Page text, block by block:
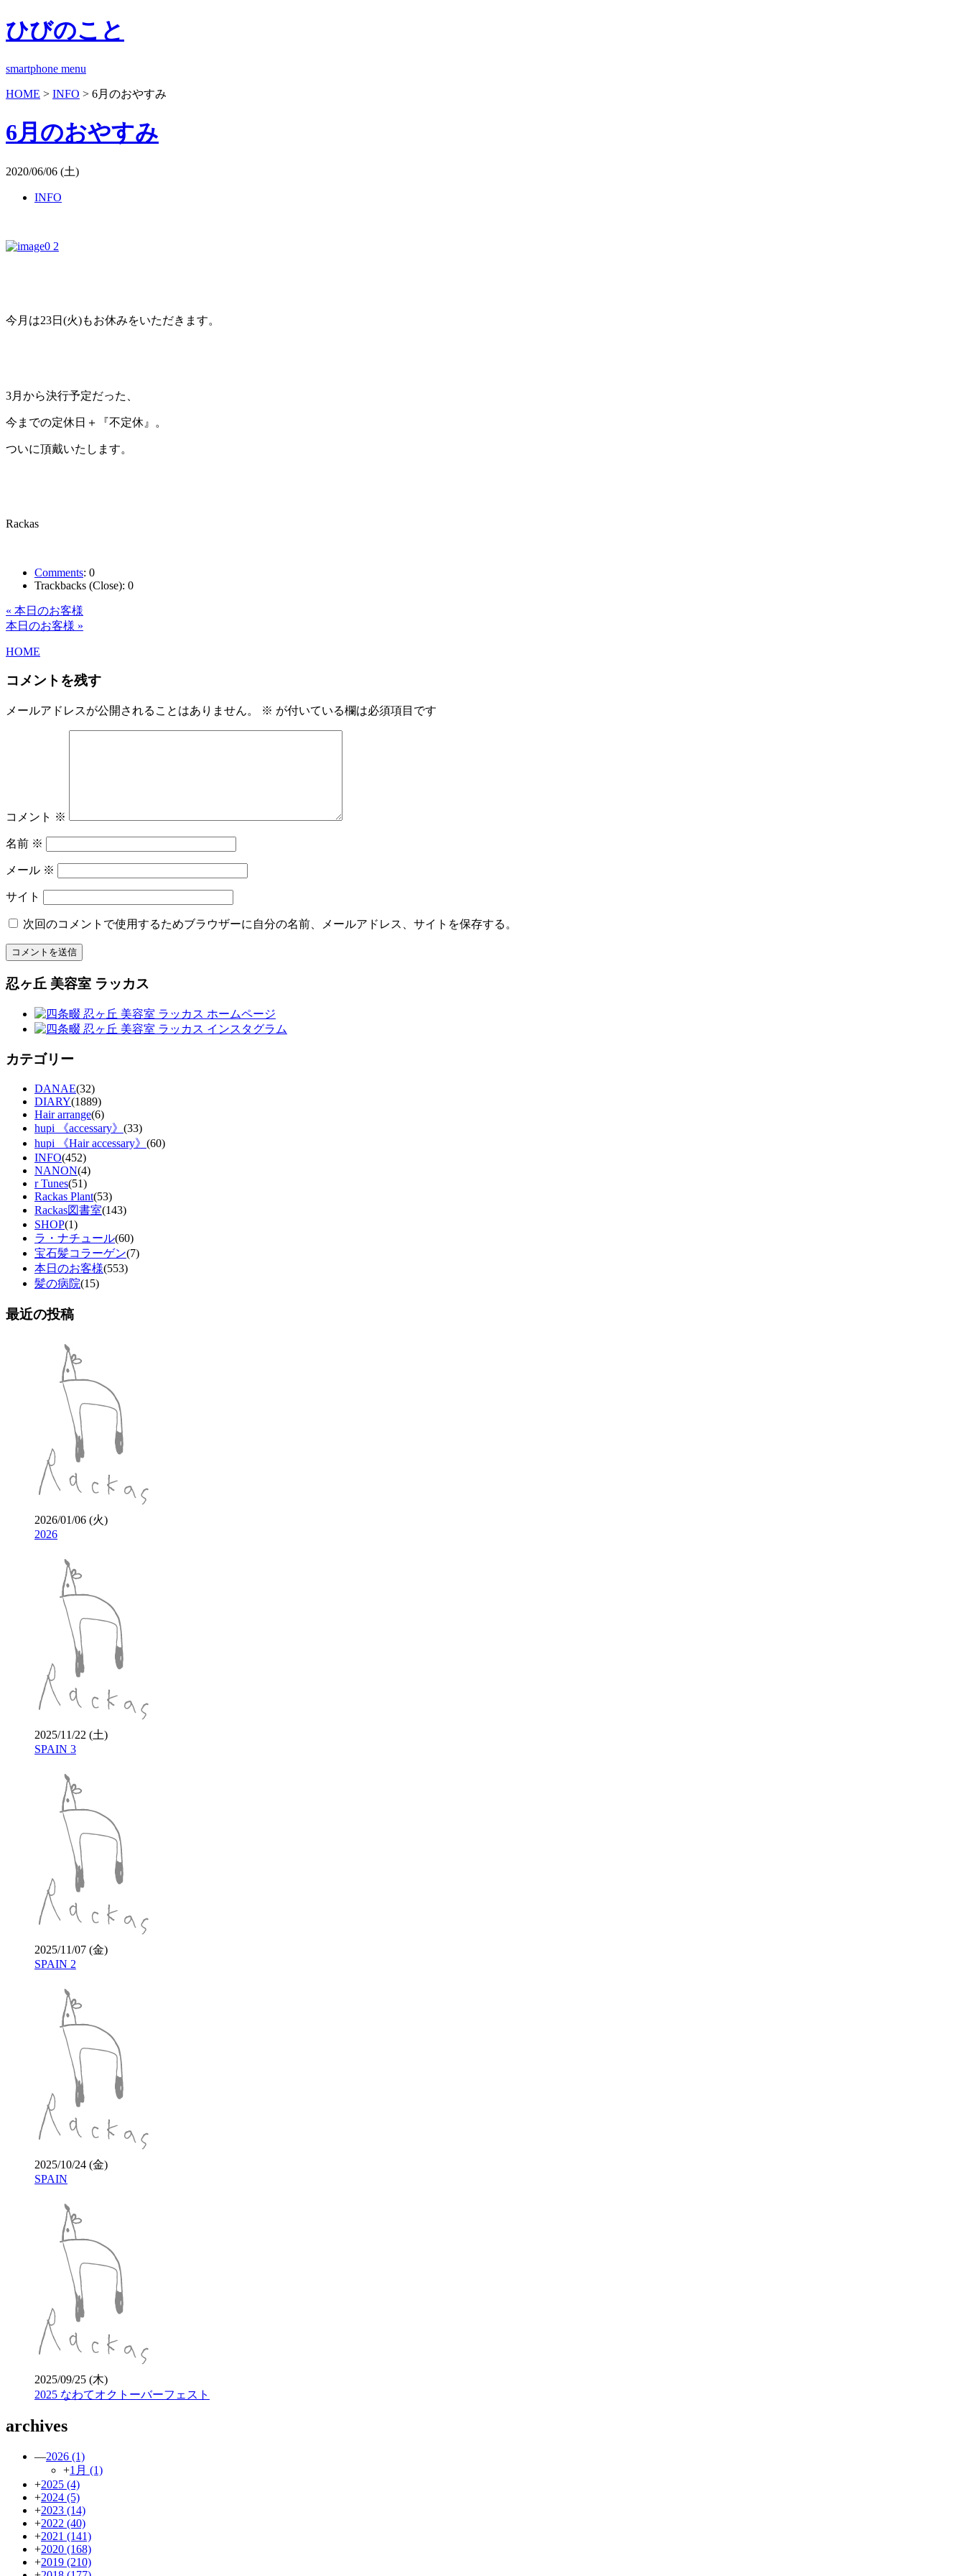
ひびのこと
smartphone menu
HOME > INFO > 6月のおやすみ
6月のおやすみ
2020/06/06 (土)
INFO
今月は23日(火)もお休みをいただきます。
3月から決行予定だった、
今までの定休日＋『不定休』。
ついに頂戴いたします。
Rackas
Comments: 0
Trackbacks (Close): 0
« 本日のお客様
本日のお客様 »
HOME
コメントを残す
メールアドレスが公開されることはありません。 ※ が付いている欄は必須項目です
コメント ※
名前 ※
メール ※
サイト
次回のコメントで使用するためブラウザーに自分の名前、メールアドレス、サイトを保存する。
忍ヶ丘 美容室 ラッカス
カテゴリー
DANAE(32)
DIARY(1889)
Hair arrange(6)
hupi 《accessary》 (33)
hupi 《Hair accessary》 (60)
INFO(452)
NANON(4)
r Tunes(51)
Rackas Plant(53)
Rackas図書室(143)
SHOP(1)
ラ・ナチュール(60)
宝石髪コラーゲン(7)
本日のお客様(553)
髪の病院(15)
最近の投稿
2026/01/06 (火)
2026
2025/11/22 (土)
SPAIN 3
2025/11/07 (金)
SPAIN 2
2025/10/24 (金)
SPAIN
2025/09/25 (木)
2025 なわてオクトーバーフェスト
archives
—2026 (1)
+1月 (1)
+2025 (4)
+2024 (5)
+2023 (14)
+2022 (40)
+2021 (141)
+2020 (168)
+2019 (210)